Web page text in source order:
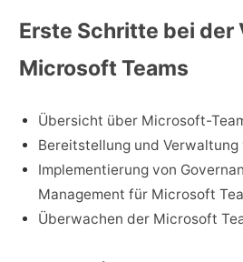
Erste Schritte bei der
Microsoft Teams
Übersicht über Microsoft-
Bereitstellung und
Implementierung von
Management für Microsoft
Überwachen der Microsoft